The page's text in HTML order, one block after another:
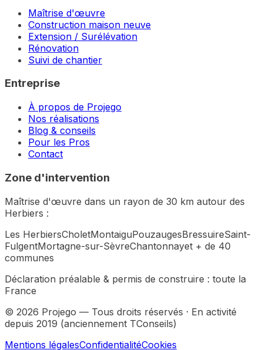
Maîtrise d'œuvre
Construction maison neuve
Extension / Surélévation
Rénovation
Suivi de chantier
Entreprise
À propos de Projego
Nos réalisations
Blog & conseils
Pour les Pros
Contact
Zone d'intervention
Maîtrise d'œuvre dans un rayon de 30 km autour des
Herbiers :
Les HerbiersCholetMontaiguPouzaugesBressuireSaint-
FulgentMortagne-sur-SèvreChantonnayet + de 40
communes
Déclaration préalable & permis de construire : toute la
France
© 2026 Projego — Tous droits réservés · En activité
depuis 2019 (anciennement TConseils)
Mentions légalesConfidentialitéCookies